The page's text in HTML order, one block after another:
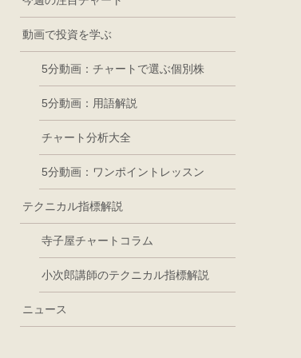
動画で投資を学ぶ
5分動画：チャートで選ぶ個別株
5分動画：用語解説
チャート分析大全
5分動画：ワンポイントレッスン
テクニカル指標解説
寺子屋チャートコラム
小次郎講師のテクニカル指標解説
ニュース